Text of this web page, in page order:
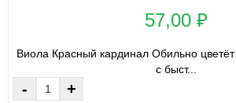
57,00 ₽
Виола Красный кардинал Обильно
с быст...
- +